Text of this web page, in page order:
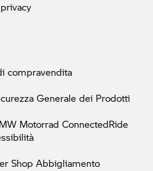
privacy
compravendita
Generale dei Prodotti
Motorrad ConnectedRide
ShopAbbigliamento